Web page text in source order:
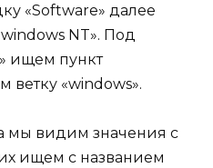
«Software» далее
NT». Под
ищем пункт
ветку «windows».
мы видим значения с
ищем с названием